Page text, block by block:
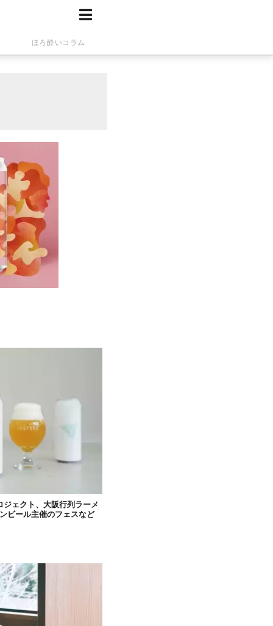
ほろ酔いコラム
ジェクト、大阪行列ラーメ
ビール主催のフェスなど